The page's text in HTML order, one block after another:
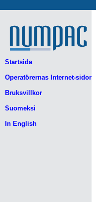
Startsida
Operatörernas Internet-sidor
Bruksvillkor
Suomeksi
In English